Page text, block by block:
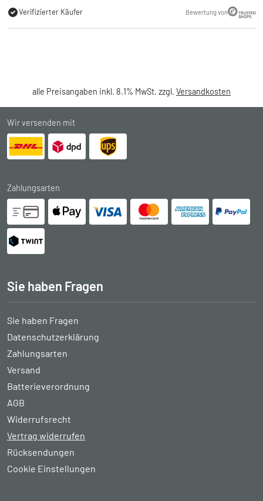
Verifizierter Käufer Bewertung von
alle Preisangaben inkl. 8.1% MwSt. zzgl. Versandkosten
Wir versenden mit
Zahlungsarten
Sie haben Fragen
Sie haben Fragen
Datenschutzerklärung
Zahlungsarten
Versand
Batterieverordnung
AGB
Widerrufsrecht
Vertrag widerrufen
Rücksendungen
Cookie Einstellungen